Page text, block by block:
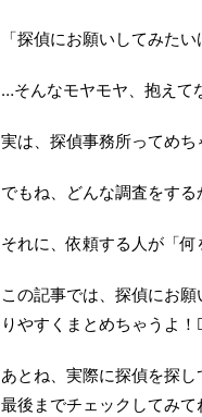
「探偵にお願いしてみた
…そんなモヤモヤ、抱えて
実は、探偵事務所ってめち
でもね、どんな調査をす
それに、依頼する人が「
この記事では、探偵にお
りやすくまとめちゃうよ！
あとね、実際に探偵を探
最後までチェックしてみて